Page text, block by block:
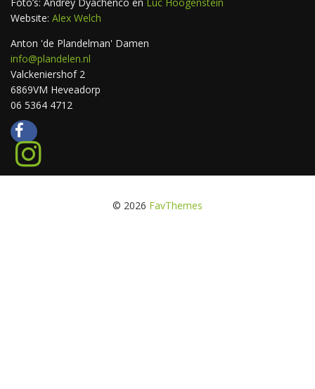
Foto’s: Andrey Dyachenco en Luc Hoogenstein
Website: Alex Welch
Anton 'de Plandelman' Damen
info@plandelen.nl
Valckeniershof 2
6869VM Heveadorp
06 5364 4712
© 2026 FavThemes